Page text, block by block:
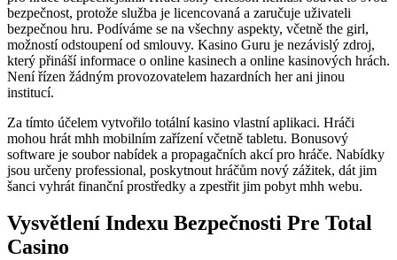
bezpečnost, protože služba je licencovaná a zaručuje uživateli
bezpečnou hru. Podíváme se na všechny aspekty, včetně the girl,
možností odstoupení od smlouvy. Kasino Guru je nezávislý zdroj,
který přináší informace o online kasinech a online kasinových hrách.
Není řízen žádným provozovatelem hazardních her ani jinou
institucí.
Za tímto účelem vytvořilo totální kasino vlastní aplikaci. Hráči
mohou hrát mhh mobilním zařízení včetně tabletu. Bonusový
software je soubor nabídek a propagačních akcí pro hráče. Nabídky
jsou určeny professional, poskytnout hráčům nový zážitek, dát jim
šanci vyhrát finanční prostředky a zpestřit jim pobyt mhh webu.
Vysvětlení Indexu Bezpečnosti Pre Total
Casino